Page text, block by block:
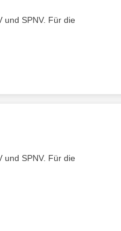
und SPNV. Für die
und SPNV. Für die